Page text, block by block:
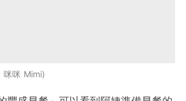
咪咪 Mimi